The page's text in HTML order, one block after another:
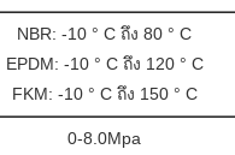
NBR: -10 ° C ถึง 80 ° C
EPDM: -10 ° C ถึง 120 ° C
FKM: -10 ° C ถึง 150 ° C
0-8.0Mpa